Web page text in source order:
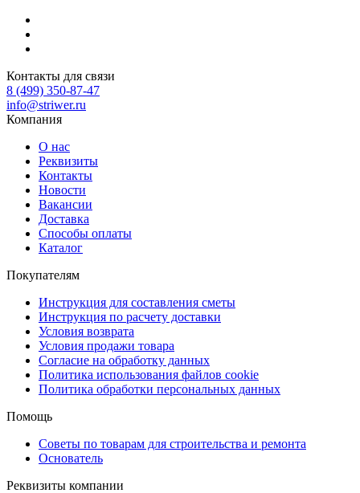
Контакты для связи
8 (499) 350-87-47
info@striwer.ru
Компания
О нас
Реквизиты
Контакты
Новости
Вакансии
Доставка
Способы оплаты
Каталог
Покупателям
Инструкция для составления сметы
Инструкция по расчету доставки
Условия возврата
Условия продажи товара
Согласие на обработку данных
Политика использования файлов cookie
Политика обработки персональных данных
Помощь
Советы по товарам для строительства и ремонта
Основатель
Реквизиты компании